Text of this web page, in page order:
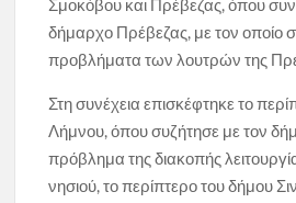
Σμοκόβου και Πρέβεζας, όπου
δήμαρχο Πρέβεζας, με τον οποίο
προβλήματα των λουτρών της
Στη συνέχεια επισκέφτηκε το
Λήμνου, όπου συζήτησε με τον
πρόβλημα της διακοπής
νησιού, το περίπτερο του δήμου